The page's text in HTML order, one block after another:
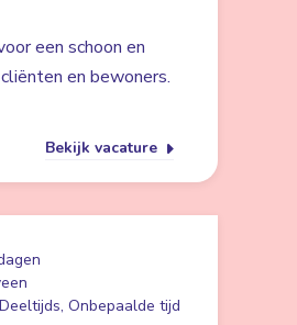
een schoon en
en bewoners.
Bekijk vacature
Onbepaalde tijd